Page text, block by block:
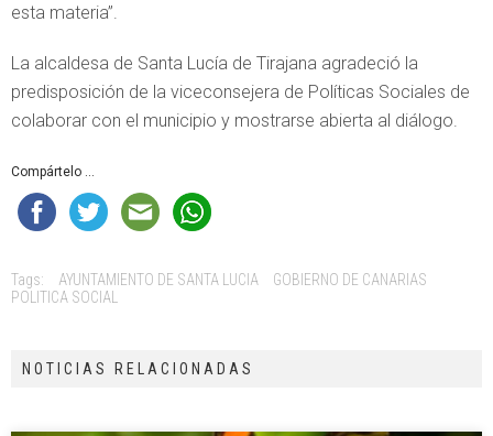
esta materia”.
La alcaldesa de Santa Lucía de Tirajana agradeció la
predisposición de la viceconsejera de Políticas Sociales de
colaborar con el municipio y mostrarse abierta al diálogo.
Compártelo ...
Tags: AYUNTAMIENTO DE SANTA LUCIA
GOBIERNO DE CANARIAS
POLITICA SOCIAL
NOTICIAS RELACIONADAS